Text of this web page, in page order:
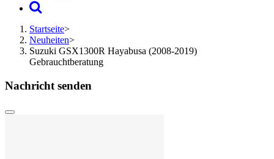
Startseite>
Neuheiten>
Suzuki GSX1300R Hayabusa (2008-2019)
Gebrauchtberatung
Nachricht senden